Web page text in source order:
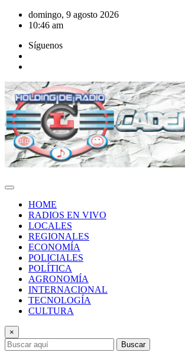
Saltar
domingo, 9 agosto 2026
10:46 am
Síguenos
HOME
RADIOS EN VIVO
LOCALES
REGIONALES
ECONOMÍA
POLICIALES
POLÍTICA
AGRONOMÍA
INTERNACIONAL
TECNOLOGÍA
CULTURA
×
Buscar